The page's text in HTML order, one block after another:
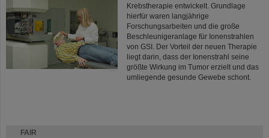
FAIR
©
Krebstherapie entwickelt. Grundlage
hierfür waren langjährige
Forschungsarbeiten und die große
Beschleunigeranlage für Ionenstrahlen
von GSI. Der Vorteil der neuen Therapie
liegt darin, dass der Ionenstrahl seine
größte Wirkung im Tumor erzielt und das
umliegende gesunde Gewebe schont.